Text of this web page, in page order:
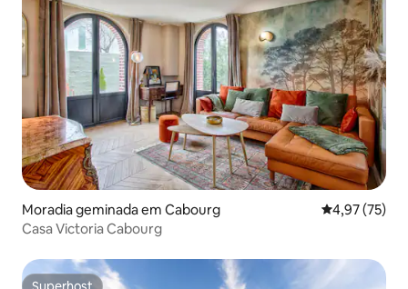
Moradia geminada em Cabourg Classificação
4,97 (75)
Casa Victoria Cabourg